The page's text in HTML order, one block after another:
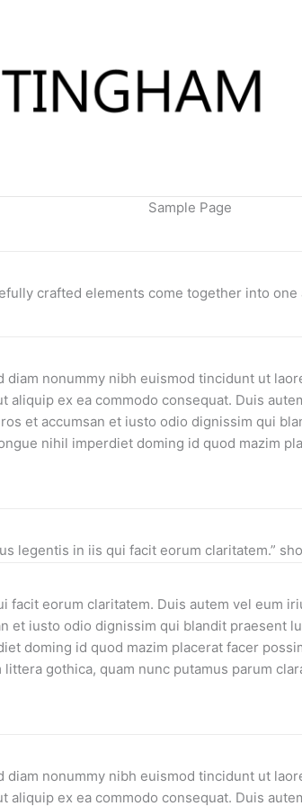
Sample Page
crafted elements come together into one
nonummy nibh euismod tincidunt ut
ex ea commodo consequat. Duis
et accumsan et iusto odio dignissim qui
nihil imperdiet doming id quod mazim
legentis in iis qui facit eorum claritatem.”
facit eorum claritatem. Duis autem vel eum
et iusto odio dignissim qui blandit praesent
doming id quod mazim placerat facer
gothica, quam nunc putamus parum
nonummy nibh euismod tincidunt ut
ex ea commodo consequat. Duis